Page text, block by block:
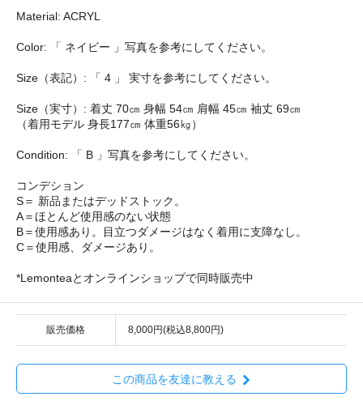
Material: ACRYL
Color: 「 ネイビー 」写真を参考にしてください。
Size（表記）: 「 4 」 実寸を参考にしてください。
Size（実寸）: 着丈 70㎝ 身幅 54㎝ 肩幅 45㎝ 袖丈 69㎝
（着用モデル 身長177㎝ 体重56㎏）
Condition: 「 B 」写真を参考にしてください。
コンデション
S＝ 新品またはデッドストック。
A＝ほとんど使用感のない状態
B＝使用感あり。目立つダメージはなく着用に支障なし。
C＝使用感、ダメージあり。
*Lemonteaとオンラインショップで同時販売中
販売価格 8,000円(税込8,800円)
この商品を友達に教える